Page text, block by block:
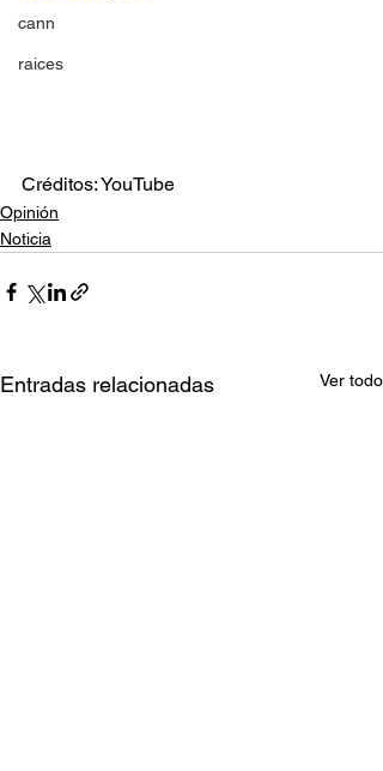
cann
raices
Créditos: YouTube
Opinión
Noticia
Entradas relacionadas Ver todo